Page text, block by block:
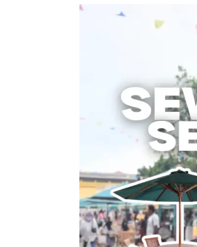
Sewa
Parasol
Nyaman
untuk
Acara
Outdoor